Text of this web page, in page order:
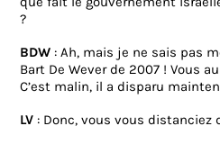
?
BDW : Ah, mais je ne sais pas
Bart De Wever de 2007 ! Vous
C’est malin, il a disparu
LV : Donc, vous vous distanciez